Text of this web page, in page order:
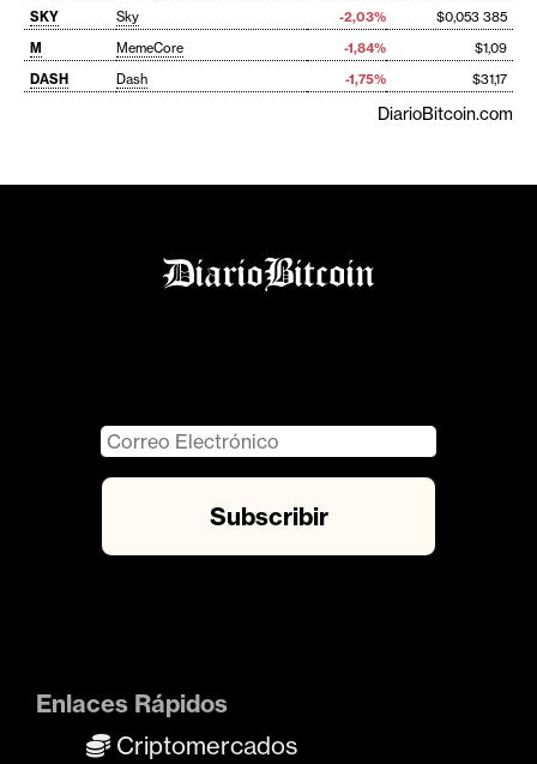
SKY
Sky -2,03%
$0,053 385
M
MemeCore -1,84%
$1,09
DASH
Dash -1,75% $31,17
DiarioBitcoin.com
Enlaces Rápidos
Criptomercados